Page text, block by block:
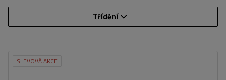
Třídění
SLEVOVÁ AKCE